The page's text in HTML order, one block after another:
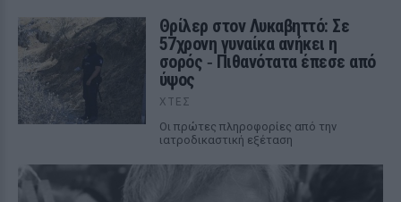
Θρίλερ στον Λυκαβηττό: Σε
57χρονη γυναίκα ανήκει η
σορός ‑ Πιθανότατα έπεσε από
ύψος
ΧΤΕΣ
Οι πρώτες πληροφορίες από την
ιατροδικαστική εξέταση